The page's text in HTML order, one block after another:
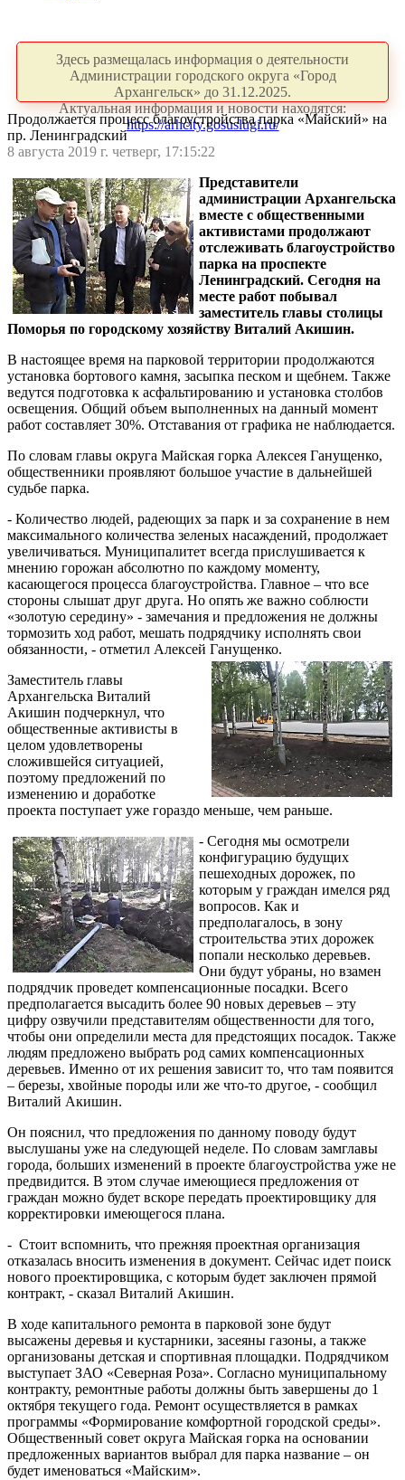
Здесь размещалась информация о деятельности
Администрации городского округа «Город
Архангельск» до 31.12.2025.
Актуальная информация и новости находятся:
https://arhcity.gosuslugi.ru/
Продолжается процесс благоустройства парка «Майский» на
пр. Ленинградский
8 августа 2019 г. четверг, 17:15:22
Представители
администрации Архангельска
вместе с общественными
активистами продолжают
отслеживать благоустройство
парка на проспекте
Ленинградский. Сегодня на
месте работ побывал
заместитель главы столицы
Поморья по городскому хозяйству Виталий Акишин.
В настоящее время на парковой территории продолжаются
установка бортового камня, засыпка песком и щебнем. Также
ведутся подготовка к асфальтированию и установка столбов
освещения. Общий объем выполненных на данный момент
работ составляет 30%. Отставания от графика не наблюдается.
По словам главы округа Майская горка Алексея Ганущенко,
общественники проявляют большое участие в дальнейшей
судьбе парка.
- Количество людей, радеющих за парк и за сохранение в нем
максимального количества зеленых насаждений, продолжает
увеличиваться. Муниципалитет всегда прислушивается к
мнению горожан абсолютно по каждому моменту,
касающегося процесса благоустройства. Главное – что все
стороны слышат друг друга. Но опять же важно соблюсти
«золотую середину» - замечания и предложения не должны
тормозить ход работ, мешать подрядчику исполнять свои
обязанности, - отметил Алексей Ганущенко.
Заместитель главы
Архангельска Виталий
Акишин подчеркнул, что
общественные активисты в
целом удовлетворены
сложившейся ситуацией,
поэтому предложений по
изменению и доработке
проекта поступает уже гораздо меньше, чем раньше.
- Сегодня мы осмотрели
конфигурацию будущих
пешеходных дорожек, по
которым у граждан имелся ряд
вопросов. Как и
предполагалось, в зону
строительства этих дорожек
попали несколько деревьев.
Они будут убраны, но взамен
подрядчик проведет компенсационные посадки. Всего
предполагается высадить более 90 новых деревьев – эту
цифру озвучили представителям общественности для того,
чтобы они определили места для предстоящих посадок. Также
людям предложено выбрать род самих компенсационных
деревьев. Именно от их решения зависит то, что там появится
– березы, хвойные породы или же что-то другое, - сообщил
Виталий Акишин.
Он пояснил, что предложения по данному поводу будут
выслушаны уже на следующей неделе. По словам замглавы
города, больших изменений в проекте благоустройства уже не
предвидится. В этом случае имеющиеся предложения от
граждан можно будет вскоре передать проектировщику для
корректировки имеющегося плана.
- Стоит вспомнить, что прежняя проектная организация
отказалась вносить изменения в документ. Сейчас идет поиск
нового проектировщика, с которым будет заключен прямой
контракт, - сказал Виталий Акишин.
В ходе капитального ремонта в парковой зоне будут
высажены деревья и кустарники, засеяны газоны, а также
организованы детская и спортивная площадки. Подрядчиком
выступает ЗАО «Северная Роза». Согласно муниципальному
контракту, ремонтные работы должны быть завершены до 1
октября текущего года. Ремонт осуществляется в рамках
программы «Формирование комфортной городской среды».
Общественный совет округа Майская горка на основании
предложенных вариантов выбрал для парка название – он
будет именоваться «Майским».